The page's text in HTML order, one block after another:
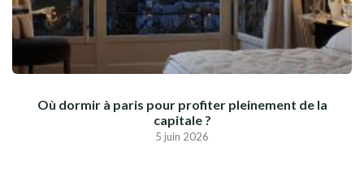
Où dormir à paris pour profiter pleinement de la
capitale ?
5 juin 2026